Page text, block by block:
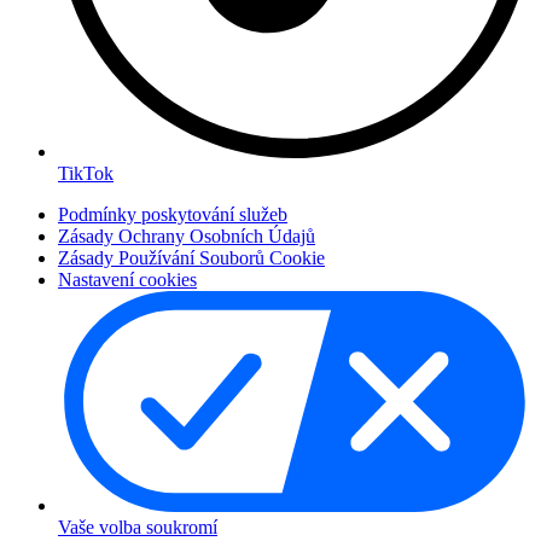
TikTok
Podmínky poskytování služeb
Zásady Ochrany Osobních Údajů
Zásady Používání Souborů Cookie
Nastavení cookies
Vaše volba soukromí